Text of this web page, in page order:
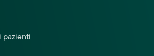
pazienti